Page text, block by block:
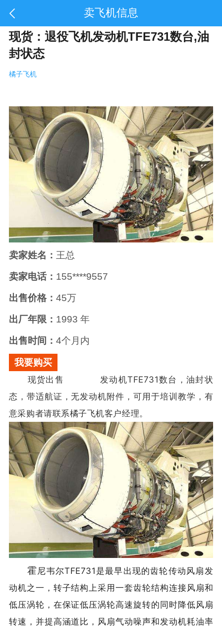
卖飞机信息
现货：退役飞机发动机TFE731数台,油
封状态
橘子飞机
卖家姓名： 王总
卖家电话： 155****9557
出售价格： 45万
出厂年限： 1993 年
出售时间： 4个月内
我要购买
现货出售
发动机TFE731数台，油封状
态，带适航证，无发动机附件，可用于培训教学，有
意采购者请联系橘子飞机客户经理。
霍 尼韦尔TFE731是最早出现的齿轮传动风扇发
动机之一，转子结构上采用一套齿轮结构连接风扇和
低压涡轮，在保证低压涡轮高速旋转的同时降低风扇
转速，并提高涵道比，风扇气动噪声和发动机耗油率